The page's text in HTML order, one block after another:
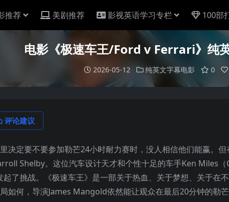
推荐 美剧推荐 影视英语学习专栏 100部
电影《极速车王/Ford v Ferrari》纯
2026-05-12 纯英文字幕电影 0
评论建议
决定要不要参加勒芒24小时耐力赛时，没人相信他们能赢。
Shelby。这位汽车设计天才和个性十足的车手Ken Miles
了挑战。《极速车王》是一部关于热血、关于梦想、关于在
如何，导演James Mangold依然能让观众在最后20分钟的勒芒